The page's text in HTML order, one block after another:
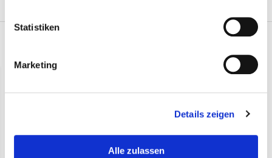
Statistiken
Marketing
Details zeigen
Alle zulassen